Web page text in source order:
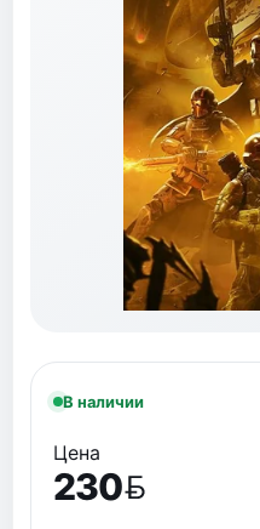
В наличии
Цена
230
BYN